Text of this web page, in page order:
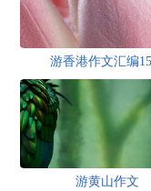
游香港作文汇编
游黄山作文